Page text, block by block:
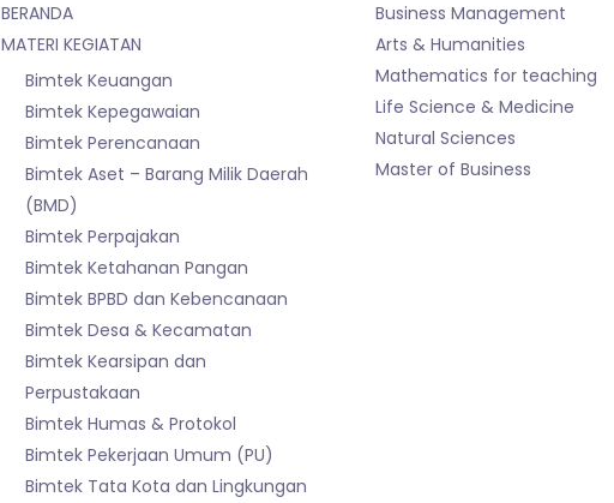
BERANDA
MATERI KEGIATAN
Bimtek Keuangan
Bimtek Kepegawaian
Bimtek Perencanaan
Bimtek Aset – Barang Milik Daerah
(BMD)
Bimtek Perpajakan
Bimtek Ketahanan Pangan
Bimtek BPBD dan Kebencanaan
Bimtek Desa & Kecamatan
Bimtek Kearsipan dan
Perpustakaan
Bimtek Humas & Protokol
Bimtek Pekerjaan Umum (PU)
Bimtek Tata Kota dan Lingkungan
Business Management
Arts & Humanities
Mathematics for teaching
Life Science & Medicine
Natural Sciences
Master of Business